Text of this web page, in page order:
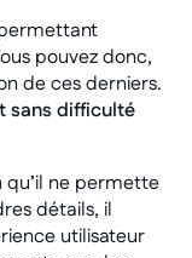
pouvez donc,
de ces derniers.
sans difficulté
qu’il ne permette
détails, il
utilisateur